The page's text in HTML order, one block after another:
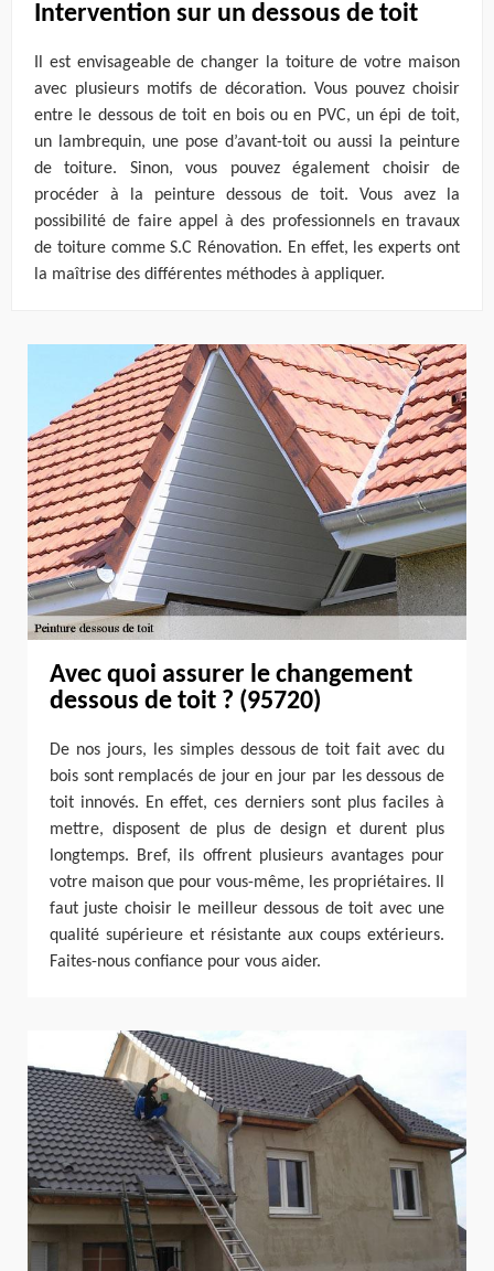
Intervention sur un dessous de toit
Il est envisageable de changer la toiture de votre maison
avec plusieurs motifs de décoration. Vous pouvez choisir
entre le dessous de toit en bois ou en PVC, un épi de toit,
un lambrequin, une pose d’avant-toit ou aussi la peinture
de toiture. Sinon, vous pouvez également choisir de
procéder à la peinture dessous de toit. Vous avez la
possibilité de faire appel à des professionnels en travaux
de toiture comme S.C Rénovation. En effet, les experts ont
la maîtrise des différentes méthodes à appliquer.
Avec quoi assurer le changement
dessous de toit ? (95720)
De nos jours, les simples dessous de toit fait avec du
bois sont remplacés de jour en jour par les dessous de
toit innovés. En effet, ces derniers sont plus faciles à
mettre, disposent de plus de design et durent plus
longtemps. Bref, ils offrent plusieurs avantages pour
votre maison que pour vous-même, les propriétaires. Il
faut juste choisir le meilleur dessous de toit avec une
qualité supérieure et résistante aux coups extérieurs.
Faites-nous confiance pour vous aider.